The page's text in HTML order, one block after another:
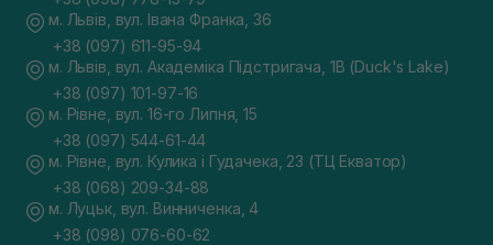
м. Львів, вул. Івана Франка, 36
+38 (097) 611-95-94
м. Львів, вул. Академіка Підстригача, 1В (Duck's Lake)
+38 (097) 101-97-16
м. Рівне, вул. 16-го Липня, 15
+38 (097) 544-61-44
м. Рівне, вул. Кулика і Гудачека, 23 (ТЦ Екватор)
+38 (068) 209-34-88
м. Луцьк, вул. Винниченка, 4
+38 (098) 076-60-62